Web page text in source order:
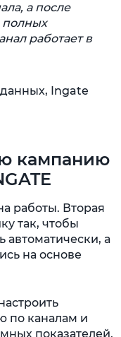
а после
полных
работает в
Ingate
кампанию
работы. Вторая
так, чтобы
автоматически, а
на основе
по каналам и
показателей.